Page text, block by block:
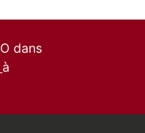
dans
à